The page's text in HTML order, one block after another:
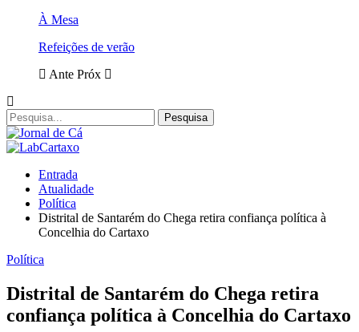
À Mesa
Refeições de verão
Ante Próx
Entrada
Atualidade
Política
Distrital de Santarém do Chega retira confiança política à
Concelhia do Cartaxo
Política
Distrital de Santarém do Chega retira
confiança política à Concelhia do Cartaxo